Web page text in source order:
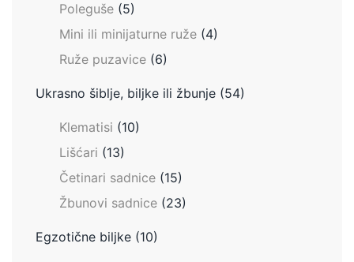
Poleguše (5)
Mini ili minijaturne ruže (4)
Ruže puzavice (6)
Ukrasno šiblje, biljke ili žbunje (54)
Klematisi (10)
Lišćari (13)
Četinari sadnice (15)
Žbunovi sadnice (23)
Egzotične biljke (10)